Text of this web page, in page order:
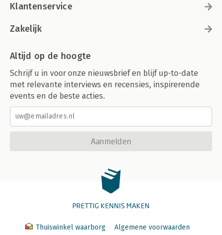
Klantenservice
Zakelijk
Altijd op de hoogte
Schrijf u in voor onze nieuwsbrief en blijf up-to-date
met relevante interviews en recensies, inspirerende
events en de beste acties.
Aanmelden
PRETTIG KENNIS MAKEN
Thuiswinkel waarborg Algemene voorwaarden